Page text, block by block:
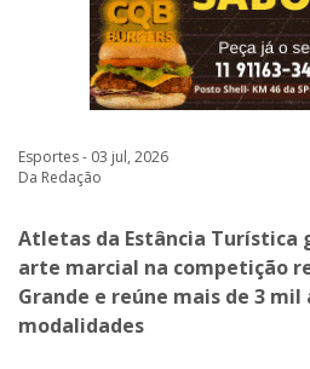
Esportes - 03 jul, 2026
Da Redação
Atletas da Estância Turística
arte marcial na competição
Grande e reúne mais de 3
modalidades